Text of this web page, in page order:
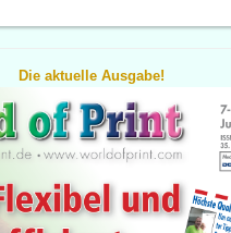
Die aktuelle Ausgabe!